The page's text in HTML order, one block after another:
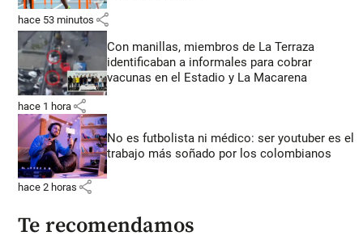
hace 53 minutos share
Con manillas, miembros de La Terraza
identificaban a informales para cobrar
vacunas en el Estadio y La Macarena
hace 1 hora share
No es futbolista ni médico: ser youtuber es el
trabajo más soñado por los colombianos
hace 2 horas share
Te recomendamos